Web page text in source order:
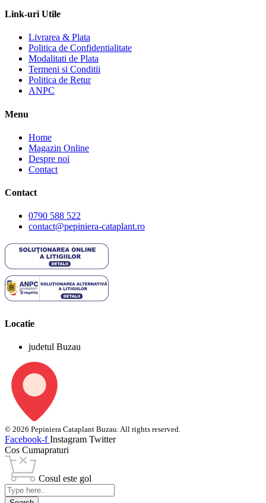
Link-uri Utile
Livrarea & Plata
Politica de Confidentialitate
Modalitati de Plata
Termeni si Conditii
Politica de Retur
ANPC
Menu
Home
Magazin Online
Despre noi
Contact
Contact
0790 588 522
contact@pepiniera-cataplant.ro
Locatie
judetul Buzau
© 2026 Pepiniera Cataplant Buzau. All rights reserved.
Facebook-f Instagram Twitter
Cos Cumapraturi
Cosul este gol